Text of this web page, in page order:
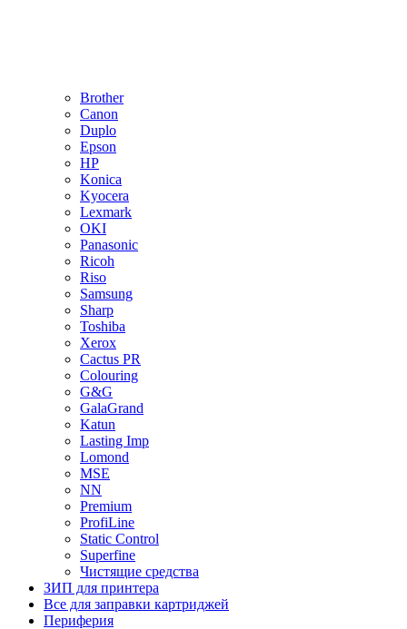
Brother
Canon
Duplo
Epson
HP
Konica
Kyocera
Lexmark
OKI
Panasonic
Ricoh
Riso
Samsung
Sharp
Toshiba
Xerox
Cactus PR
Colouring
G&G
GalaGrand
Katun
Lasting Imp
Lomond
MSE
NN
Premium
ProfiLine
Static Control
Superfine
Чистящие средства
ЗИП для принтера
Все для заправки картриджей
Периферия